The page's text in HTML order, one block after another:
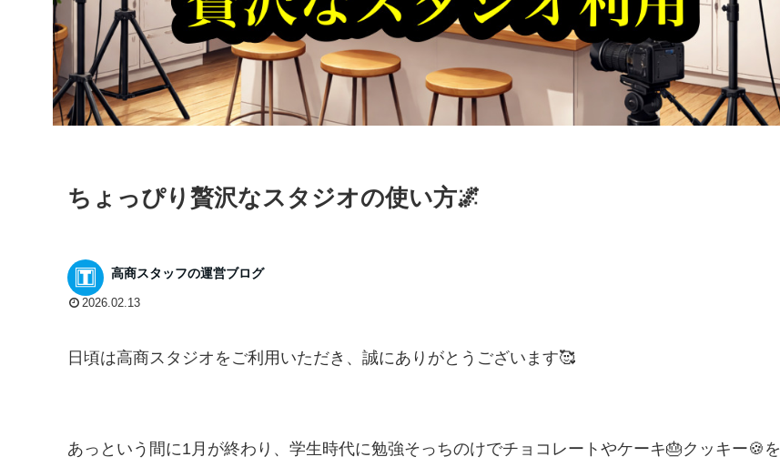
ちょっぴり贅沢なスタジオの使い方🌌
高商スタッフの運営ブログ
2026.02.13
日頃は高商スタジオをご利用いただき、誠にありがとうございます🥰
あっという間に1月が終わり、学生時代に勉強そっちのけでチョコレートやケーキ🎂クッキー🍪を